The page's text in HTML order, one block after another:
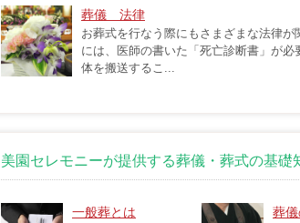
葬儀 法律
お葬式を行なう際にもさまざまな法律
には、医師の書いた「死亡診断書」が
体を搬送するこ...
美園セレモニーが提供する葬儀・葬式の基礎
一般葬とは
葬